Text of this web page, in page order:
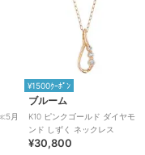
月
¥1500ｸｰﾎﾟﾝ
ブルーム
K10 ピンクゴールド ダイヤモ
ンド しずく ネックレス
¥30,800